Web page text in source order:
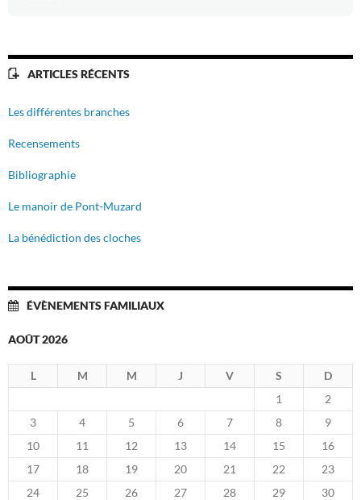
ARTICLES RÉCENTS
Les différentes branches
Recensements
Bibliographie
Le manoir de Pont-Muzard
La bénédiction des cloches
ÉVÈNEMENTS FAMILIAUX
AOÛT 2026
L M M J V S
D
1
2
3
4 5 6 7 8
9
10
11 12 13 14 15
16
17
18 19 20 21 22
23
24
25 26 27 28 29
30